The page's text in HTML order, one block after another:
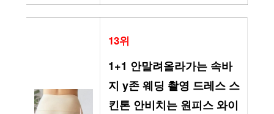
13위
1+1 안말려올라가는 속바
지 y존 웨딩 촬영 드레스 스
킨톤 안비치는 원피스 와이